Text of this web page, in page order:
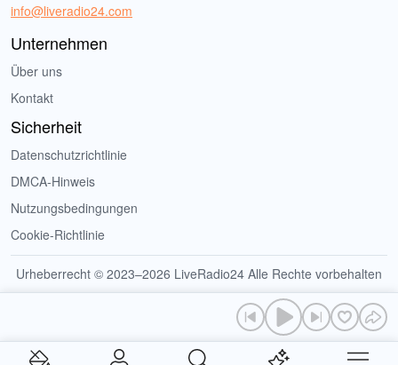
info@liveradio24.com
Unternehmen
Über uns
Kontakt
Sicherheit
Datenschutzrichtlinie
DMCA-Hinweis
Nutzungsbedingungen
Cookie-Richtlinie
Urheberrecht © 2023–2026 LiveRadio24 Alle Rechte vorbehalten